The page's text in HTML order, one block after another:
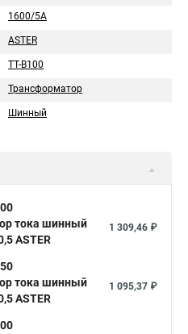
1600/5A
ASTER
ТТ-В100
Трансформатор
Шинный
тока шинный
ASTER
1 309,46 ₽
тока шинный
ASTER
1 095,37 ₽